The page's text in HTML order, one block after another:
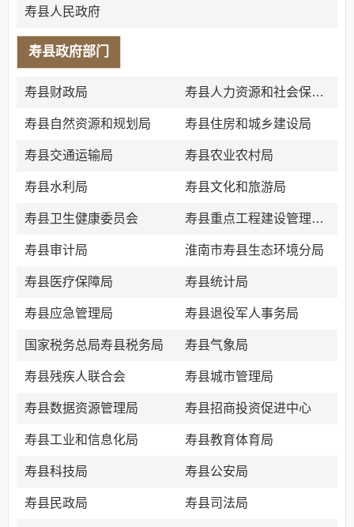
寿县人民政府
寿县政府部门
寿县财政局 寿县人力资源和社会保障局
寿县自然资源和规划局 寿县住房和城乡建设局
寿县交通运输局 寿县农业农村局
寿县水利局 寿县文化和旅游局
寿县卫生健康委员会 寿县重点工程建设管理中心
寿县审计局 淮南市寿县生态环境分局
寿县医疗保障局 寿县统计局
寿县应急管理局 寿县退役军人事务局
国家税务总局寿县税务局 寿县气象局
寿县残疾人联合会 寿县城市管理局
寿县数据资源管理局 寿县招商投资促进中心
寿县工业和信息化局 寿县教育体育局
寿县科技局 寿县公安局
寿县民政局 寿县司法局